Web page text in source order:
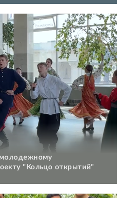
"Кольцо открытий"